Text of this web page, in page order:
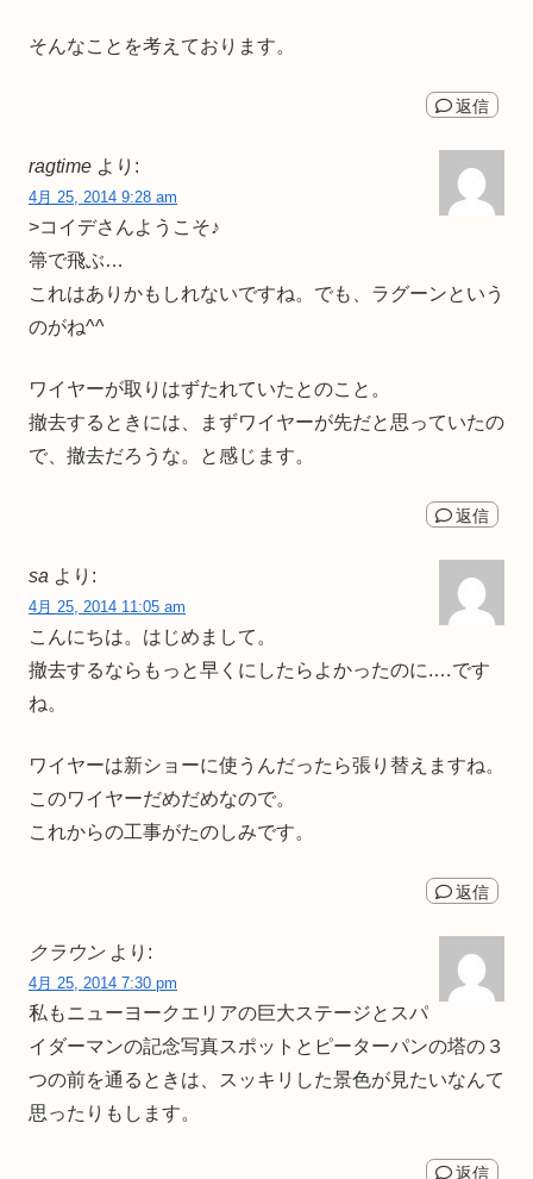
そんなことを考えております。
返信
ragtime より:
4月 25, 2014 9:28 am
>コイデさんようこそ♪
箒で飛ぶ…
これはありかもしれないですね。でも、ラグーンという
のがね^^
ワイヤーが取りはずたれていたとのこと。
撤去するときには、まずワイヤーが先だと思っていたの
で、撤去だろうな。と感じます。
返信
sa より:
4月 25, 2014 11:05 am
こんにちは。はじめまして。
撤去するならもっと早くにしたらよかったのに.…です
ね。
ワイヤーは新ショーに使うんだったら張り替えますね。
このワイヤーだめだめなので。
これからの工事がたのしみです。
返信
クラウン より:
4月 25, 2014 7:30 pm
私もニューヨークエリアの巨大ステージとスパ
イダーマンの記念写真スポットとピーターパンの塔の３
つの前を通るときは、スッキリした景色が見たいなんて
思ったりもします。
返信